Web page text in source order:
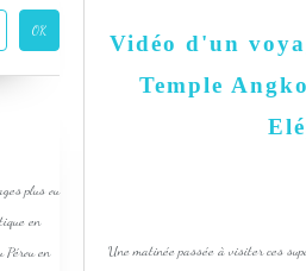
Vidéo d'un
Temple
Une matinée passée à visiter ces
plus ou
en
en